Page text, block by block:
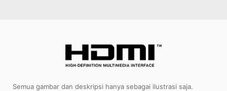
Semua gambar dan deskripsi hanya sebagai ilustrasi saja.